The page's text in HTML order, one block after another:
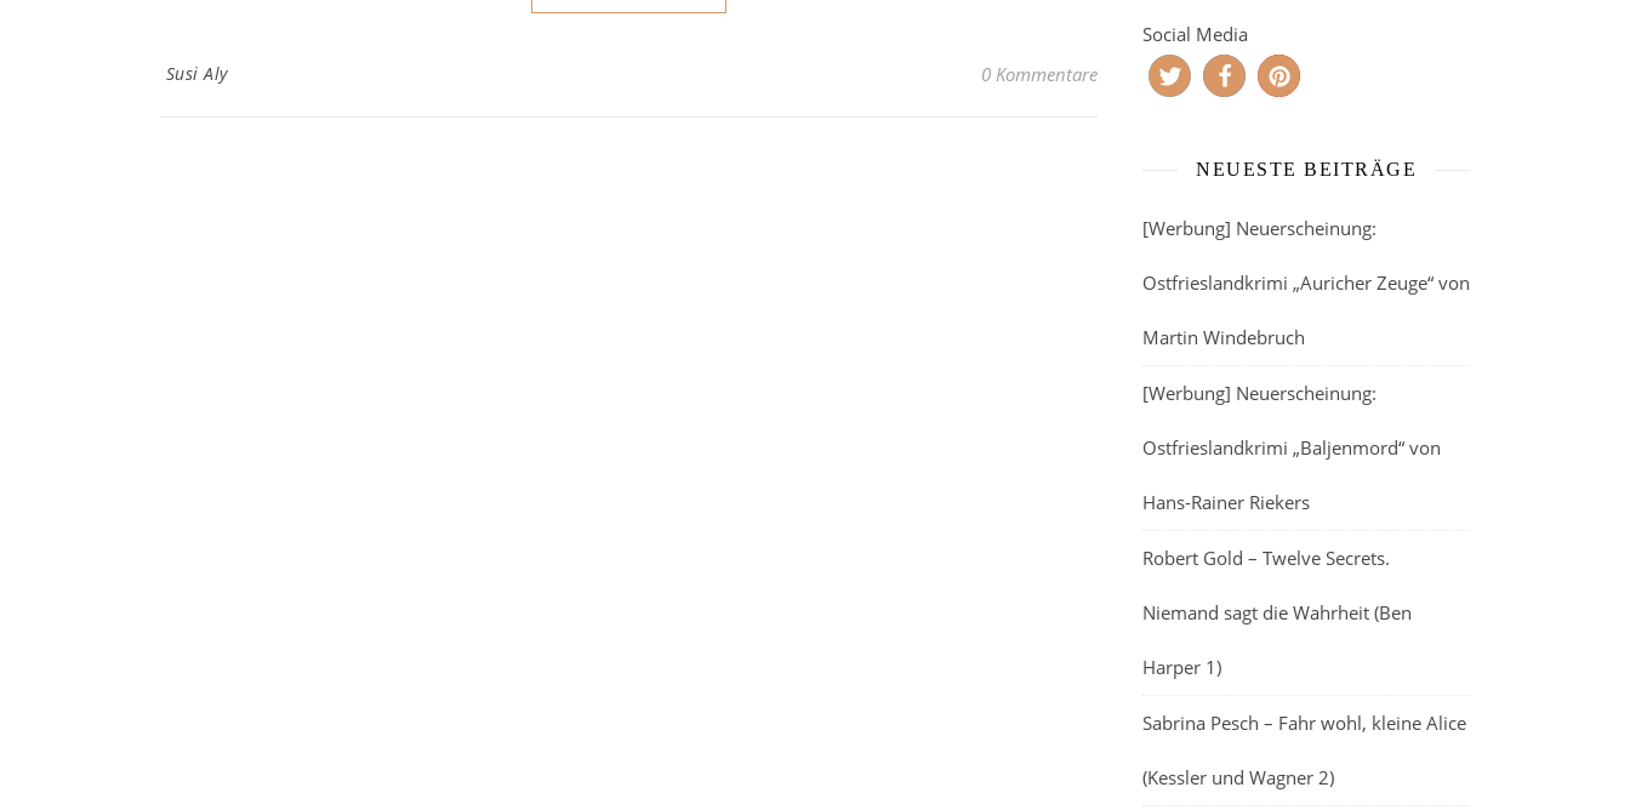
Susi Aly 0 Kommentare
Social Media
NEUESTE BEITRÄGE
[Werbung] Neuerscheinung:
Ostfrieslandkrimi „Auricher Zeuge“ von
Martin Windebruch
[Werbung] Neuerscheinung:
Ostfrieslandkrimi „Baljenmord“ von
Hans-Rainer Riekers
Robert Gold – Twelve Secrets.
Niemand sagt die Wahrheit (Ben
Harper 1)
Sabrina Pesch – Fahr wohl, kleine Alice
(Kessler und Wagner 2)